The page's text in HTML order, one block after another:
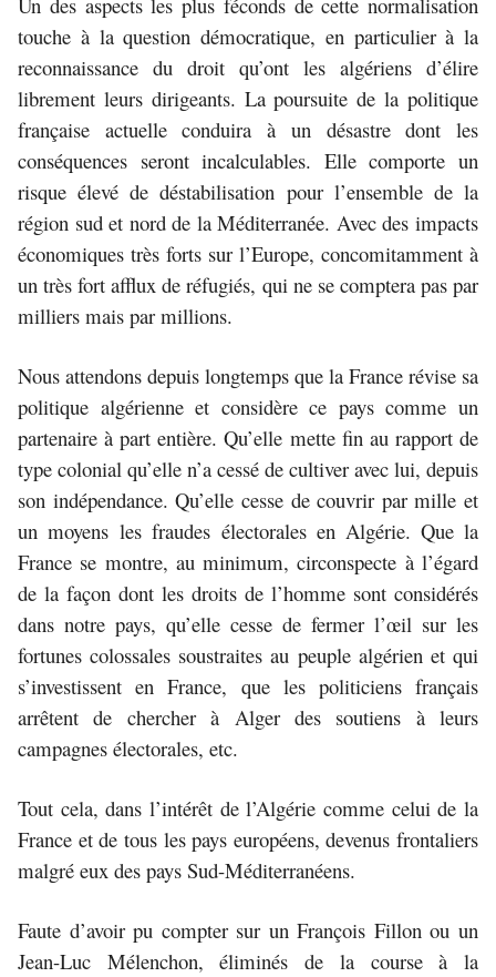
touche à la question démocratique, en particulier à la
reconnaissance du droit qu’ont les algériens d’élire
librement leurs dirigeants. La poursuite de la politique
française actuelle conduira à un désastre dont les
conséquences seront incalculables. Elle comporte un
risque élevé de déstabilisation pour l’ensemble de la
région sud et nord de la Méditerranée. Avec des impacts
économiques très forts sur l’Europe, concomitamment à
un très fort afflux de réfugiés, qui ne se comptera pas par
milliers mais par millions.
Nous attendons depuis longtemps que la France révise sa
politique algérienne et considère ce pays comme un
partenaire à part entière. Qu’elle mette fin au rapport de
type colonial qu’elle n’a cessé de cultiver avec lui, depuis
son indépendance. Qu’elle cesse de couvrir par mille et
un moyens les fraudes électorales en Algérie. Que la
France se montre, au minimum, circonspecte à l’égard
de la façon dont les droits de l’homme sont considérés
dans notre pays, qu’elle cesse de fermer l’œil sur les
fortunes colossales soustraites au peuple algérien et qui
s’investissent en France, que les politiciens français
arrêtent de chercher à Alger des soutiens à leurs
campagnes électorales, etc.
Tout cela, dans l’intérêt de l’Algérie comme celui de la
France et de tous les pays européens, devenus frontaliers
malgré eux des pays Sud-Méditerranéens.
Faute d’avoir pu compter sur un François Fillon ou un
Jean-Luc Mélenchon, éliminés de la course à la